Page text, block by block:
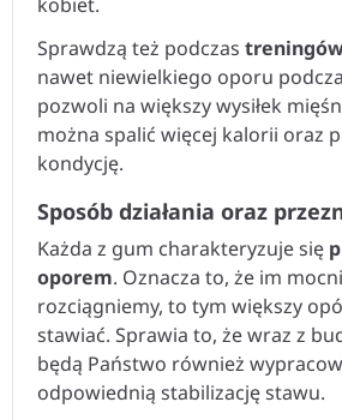
Sprawdzą też podczas
nawet niewielkiego oporu
pozwoli na większy wysiłek
można spalić więcej kalorii oraz
kondycję.
Sposób działania oraz
Każda z gum charakteryzuje się
oporem. Oznacza to, że im
rozciągniemy, to tym większy
stawiać. Sprawia to, że wraz z
będą Państwo również
odpowiednią stabilizację stawu.